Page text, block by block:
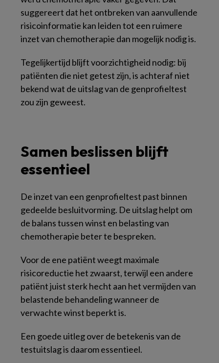
suggereert dat het ontbreken van aanvullende
risicoinformatie kan leiden tot een ruimere
inzet van chemotherapie dan mogelijk nodig is.
Tegelijkertijd blijft voorzichtigheid nodig: bij
patiënten die niet getest zijn, is achteraf niet
bekend wat de uitslag van de genprofieltest
zou zijn geweest.
Samen beslissen blijft
essentieel
De inzet van een genprofieltest past binnen
gedeelde besluitvorming. De uitslag helpt om
de balans tussen winst en belasting van
chemotherapie beter te bespreken.
Voor de ene patiënt weegt maximale
risicoreductie het zwaarst, terwijl een andere
patiënt juist sterk hecht aan het vermijden van
belastende behandeling wanneer de
verwachte winst beperkt is.
Een goede uitleg over de betekenis van de
testuitslag is daarom essentieel.